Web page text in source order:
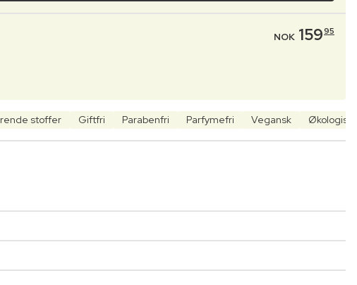
NOK 15995
stoffer Giftfri Parabenfri Parfymefri Vegansk Økologisk